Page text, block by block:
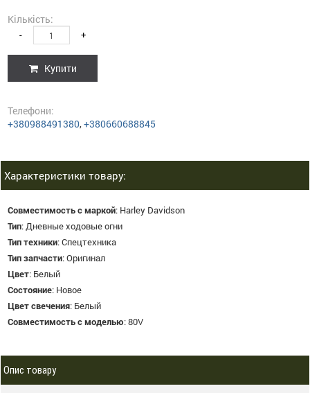
Кількість:
- +
Купити
Телефони:
+380988491380,+380660688845
Характеристики товару:
Совместимость с маркой: Harley Davidson
Тип:Дневные ходовые огни
Тип техники:Спецтехника
Тип запчасти:Оригинал
Цвет: Белый
Состояние: Новое
Цвет свечения: Белый
Совместимость с моделью:80V
Опис товару